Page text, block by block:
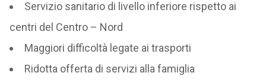
Servizio sanitario di livello inferiore rispetto ai
centri del Centro – Nord
Maggiori difficoltà legate ai trasporti
Ridotta offerta di servizi alla famiglia